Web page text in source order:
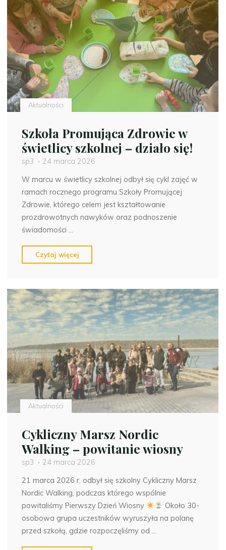
doświadczam
przestrzeni
szkolnej
–
interdyscyplinarne
zajęcia
w
zdrowotnej"
Aktualności
Szkoła Promująca Zdrowie w
świetlicy szkolnej – działo się!
sp3
24 marca 2026
W marcu w świetlicy szkolnej odbył się cykl zajęć w
ramach rocznego programu Szkoły Promującej
Zdrowie, którego celem jest kształtowanie
prozdrowotnych nawyków oraz podnoszenie
świadomości …
Czytaj więcej
Promująca
w
świetlicy
szkolnej
–
działo
się!"
Aktualności
Cykliczny Marsz Nordic
Walking – powitanie wiosny
sp3
24 marca 2026
21 marca 2026 r. odbył się szkolny Cykliczny Marsz
Nordic Walking, podczas którego wspólnie
powitaliśmy Pierwszy Dzień Wiosny
Około 30-
osobowa grupa uczestników wyruszyła na polanę
przed szkołą, gdzie rozpoczęliśmy od …